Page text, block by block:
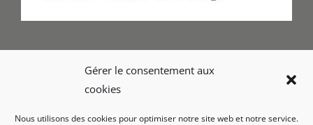
Gérer le consentement aux
cookies
Nous utilisons des cookies pour optimiser notre site web et notre service.
Formulaire de Contact